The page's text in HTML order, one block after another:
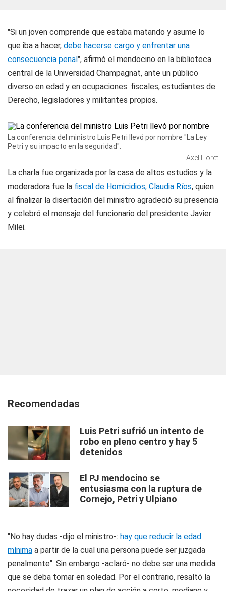
"Si un joven comprende que estaba matando y asume lo
que iba a hacer, debe hacerse cargo y enfrentar una
consecuencia penal", afirmó el mendocino en la biblioteca
central de la Universidad Champagnat, ante un público
diverso en edad y en ocupaciones: fiscales, estudiantes de
Derecho, legisladores y militantes propios.
La conferencia del ministro Luis Petri llevó por nombre "La Ley
Petri y su impacto en la seguridad".
Axel Lloret
La charla fue organizada por la casa de altos estudios y la
moderadora fue la fiscal de Homicidios, Claudia Ríos, quien
al finalizar la disertación del ministro agradeció su presencia
y celebró el mensaje del funcionario del presidente Javier
Milei.
Recomendadas
Luis Petri sufrió un intento de
robo en pleno centro y hay 5
detenidos
El PJ mendocino se
entusiasma con la ruptura de
Cornejo, Petri y Ulpiano
"No hay dudas -dijo el ministro-: hay que reducir la edad
mínima a partir de la cual una persona puede ser juzgada
penalmente". Sin embargo -aclaró- no debe ser una medida
que se deba tomar en soledad. Por el contrario, resaltó la